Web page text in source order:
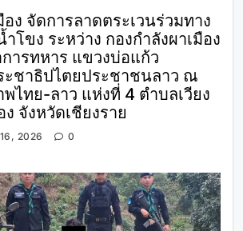
อง จัดการลาดตระเวนร่วมทาง
โขง ระหว่าง กองกำลังผาเมือง
ารทหาร แขวงบ่อแก้ว
ะชาธิปไตยประชาชนลาว ณ
ไทย-ลาว แห่งที่ 4 ตำบลเวียง
ง จังหวัดเชียงราย
2026 0